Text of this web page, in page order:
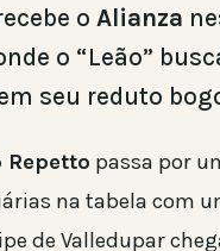
o Alianza
o “Leão”
seu reduto
Repetto passa por
na tabela com
de Valledupar